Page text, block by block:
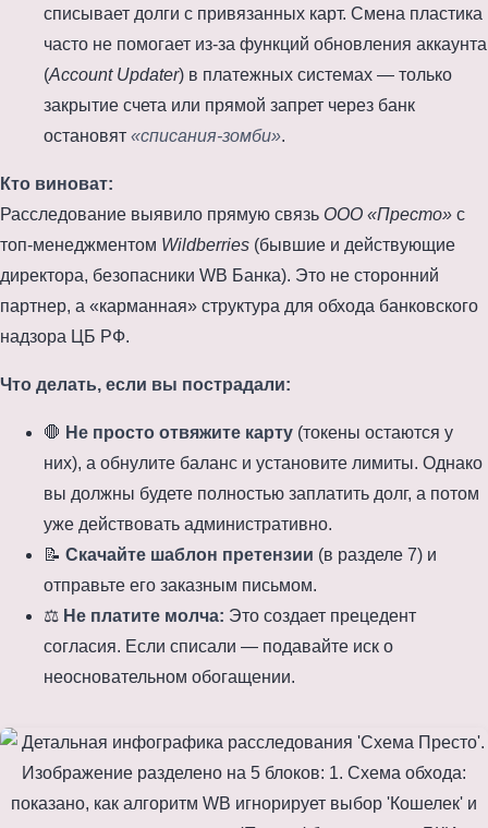
списывает долги с привязанных карт. Смена пластика
часто не помогает из-за функций обновления аккаунта
(Account Updater) в платежных системах — только
закрытие счета или прямой запрет через банк
остановят «списания-зомби».
Кто виноват:
Расследование выявило прямую связь ООО «Престо» с
топ-менеджментом Wildberries (бывшие и действующие
директора, безопасники WB Банка). Это не сторонний
партнер, а «карманная» структура для обхода банковского
надзора ЦБ РФ.
Что делать, если вы пострадали:
🛑 Не просто отвяжите карту (токены остаются у
них), а обнулите баланс и установите лимиты. Однако
вы должны будете полностью заплатить долг, а потом
уже действовать административно.
📝 Скачайте шаблон претензии (в разделе 7) и
отправьте его заказным письмом.
⚖️ Не платите молча: Это создает прецедент
согласия. Если списали — подавайте иск о
неосновательном обогащении.